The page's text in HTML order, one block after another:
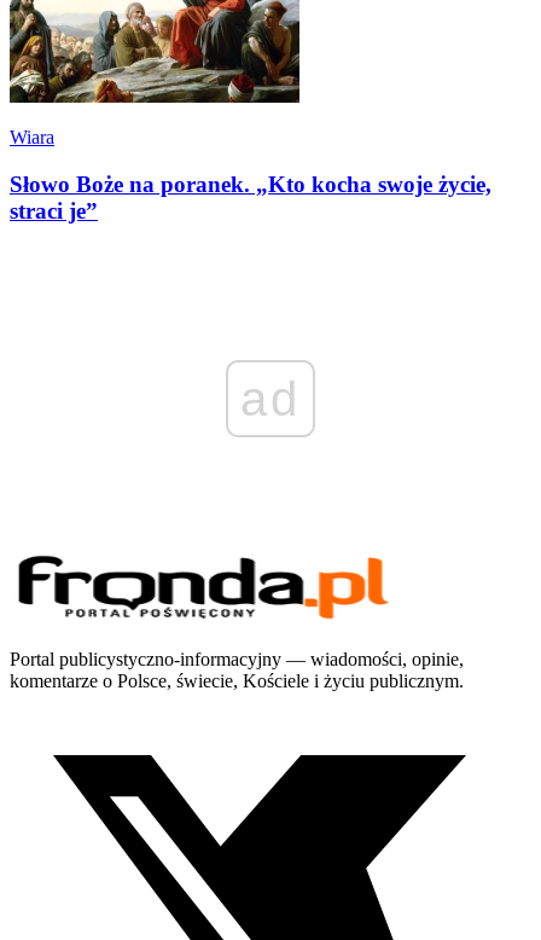
Wiara
Słowo Boże na poranek. „Kto kocha swoje życie,
straci je”
ad
Portal publicystyczno-informacyjny — wiadomości, opinie,
komentarze o Polsce, świecie, Kościele i życiu publicznym.